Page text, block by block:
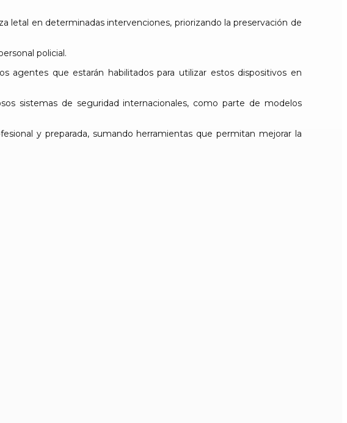
letal en determinadas intervenciones, priorizando la preservación de
policial.
agentes que estarán habilitados para utilizar estos dispositivos en
sistemas de seguridad internacionales, como parte de modelos
y preparada, sumando herramientas que permitan mejorar la